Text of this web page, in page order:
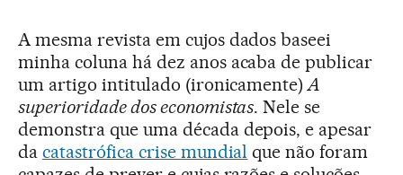
A mesma revista em cujos dados baseei
minha coluna há dez anos acaba de publicar
um artigo intitulado (ironicamente)A
superioridade dos economistas. Nele se
demonstra que uma década depois, e apesar
da catastrófica crise mundial que não foram